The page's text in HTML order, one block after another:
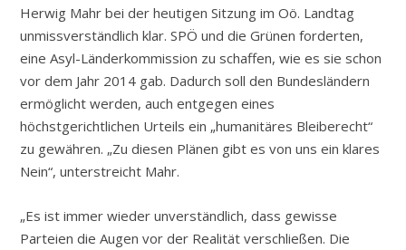
Herwig Mahr bei der heutigen Sitzung im Oö. Landtag
unmissverständlich klar. SPÖ und die Grünen forderten,
eine Asyl-Länderkommission zu schaffen, wie es sie schon
vor dem Jahr 2014 gab. Dadurch soll den Bundesländern
ermöglicht werden, auch entgegen eines
höchstgerichtlichen Urteils ein „humanitäres Bleiberecht“
zu gewähren. „Zu diesen Plänen gibt es von uns ein klares
Nein“, unterstreicht Mahr.
„Es ist immer wieder unverständlich, dass gewisse
Parteien die Augen vor der Realität verschließen. Die